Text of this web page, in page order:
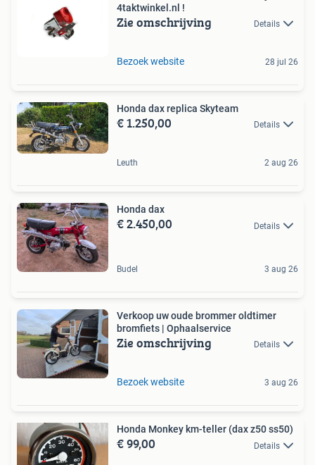
4taktwinkel.nl !
Zie omschrijving Details
Bezoek website 28 jul 26
Honda dax replica Skyteam
€ 1.250,00 Details
Leuth 2 aug 26
Honda dax
€ 2.450,00 Details
Budel 3 aug 26
Verkoop uw oude brommer oldtimer
bromfiets | Ophaalservice
Zie omschrijving Details
Bezoek website 3 aug 26
Honda Monkey km-teller (dax z50 ss50)
€ 99,00 Details